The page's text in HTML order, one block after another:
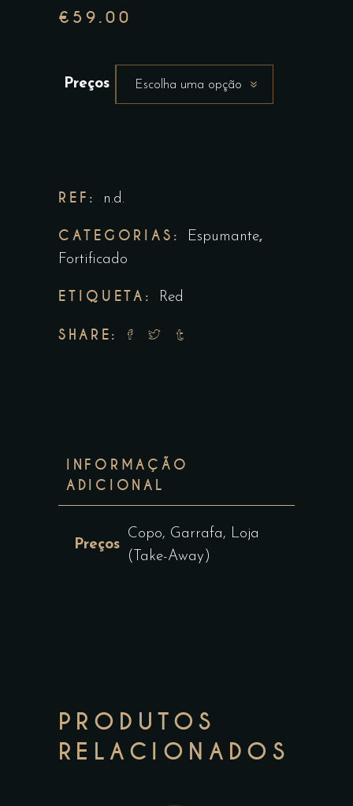
€ 59.00
Preços Escolha uma opção
REF: n.d.
CATEGORIAS: Espumante,
Fortificado
ETIQUETA: Red
SHARE:
INFORMAÇÃO
ADICIONAL
Preços
Copo, Garrafa, Loja
(Take-Away)
PRODUTOS
RELACIONADOS